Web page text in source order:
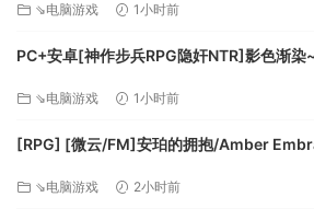
雷/UC/夸克
⇘电脑游戏 1小时前
PC+安卓[神作步兵RPG隐奸NTR]影色渐染
神官[7.5G]百度/迅雷/夸克/UC
⇘电脑游戏 1小时前
[RPG] [微云/FM]安珀的拥抱/Amber Embraces/AI汉化+无码 pc
⇘电脑游戏 2小时前